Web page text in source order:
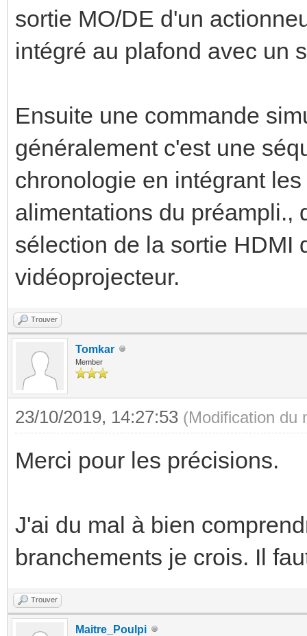
sortie MO/DE d'un
intégré au plafond avec un
Ensuite une commande
généralement c'est une
chronologie en intégrant
alimentations du préampli.,
sélection de la sortie HDMI
vidéoprojecteur.
Trouver
Tomkar
Member
23/10/2019, 14:27:53 (Modification du
Merci pour les précisions.
J'ai du mal à bien
branchements je crois. Il
Trouver
Maitre_Poulpi